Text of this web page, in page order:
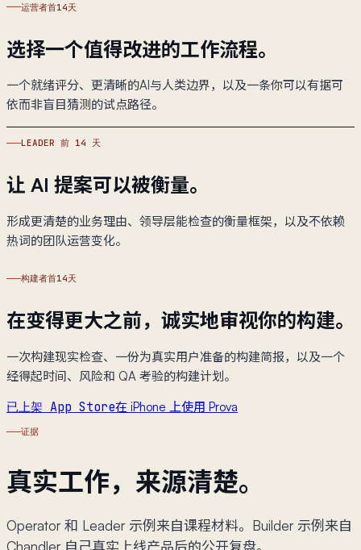
运营者首14天
选择一个值得改进的工作流程。
一个就绪评分、更清晰的AI与人类边界，以及一条你可以有据可
依而非盲目猜测的试点路径。
LEADER 前 14 天
让 AI 提案可以被衡量。
形成更清楚的业务理由、领导层能检查的衡量框架，以及不依赖
热词的团队运营变化。
构建者首14天
在变得更大之前，诚实地审视你的构建。
一次构建现实检查、一份为真实用户准备的构建简报，以及一个
经得起时间、风险和 QA 考验的构建计划。
已上架 App Store在 iPhone 上使用 Prova
证据
真实工作，来源清楚。
Operator 和 Leader 示例来自课程材料。Builder 示例来自
Chandler 自己真实上线产品后的公开复盘。